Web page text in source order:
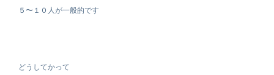
５〜１０人が一般的です
どうしてかって